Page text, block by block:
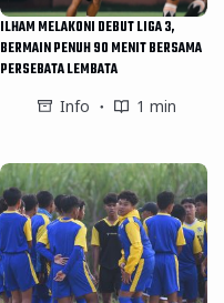
ILHAM MELAKONI DEBUT LIGA 3,
BERMAIN PENUH 90 MENIT BERSAMA
PERSEBATA LEMBATA
Info
1 min